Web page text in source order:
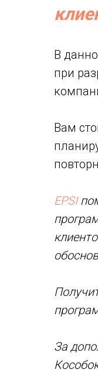
В
при
Вам
EPSI
За